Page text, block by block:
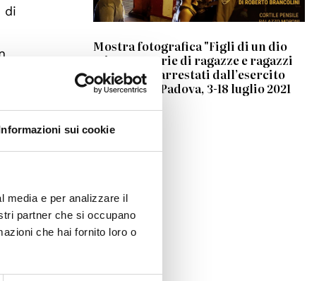
sui cookie
media e per analizzare il
partner che si occupano
che hai fornito loro o
di
che
e
Mostra fotografica "Figli di un dio
minore. Storie di ragazze e ragazzi
palestinesi arrestati dall’esercito
israeliano", Padova, 3-18 luglio 2021